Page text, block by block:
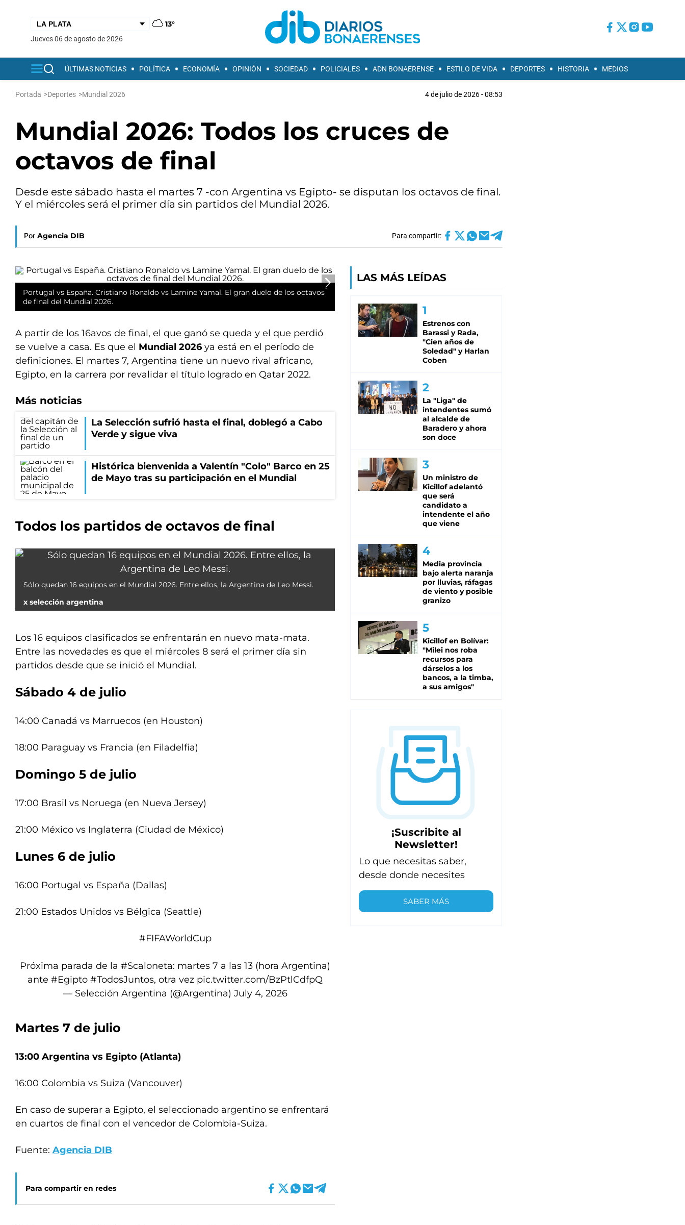
13°
jueves 06 de agosto de 2026
ÚLTIMAS NOTICIAS POLÍTICA ECONOMÍA OPINIÓN SOCIEDAD POLICIALES ADN BONAERENSE ESTILO DE VIDA DEPORTES HISTORIA MEDIOS
Portada >Deportes >Mundial 2026 4 de julio de 2026 - 08:53
Mundial 2026: Todos los cruces de
octavos de final
Desde este sábado hasta el martes 7 -con Argentina vs Egipto- se disputan los octavos de final.
Y el miércoles será el primer día sin partidos del Mundial 2026.
Por Agencia DIB Para compartir:
Portugal vs España. Cristiano Ronaldo vs Lamine Yamal. El gran duelo de los octavos
de final del Mundial 2026.
A partir de los 16avos de final, el que ganó se queda y el que perdió
se vuelve a casa. Es que el Mundial 2026 ya está en el período de
definiciones. El martes 7, Argentina tiene un nuevo rival africano,
Egipto, en la carrera por revalidar el título logrado en Qatar 2022.
Más noticias
La Selección sufrió hasta el final, doblegó a Cabo
Verde y sigue viva
Histórica bienvenida a Valentín "Colo" Barco en 25
de Mayo tras su participación en el Mundial
Todos los partidos de octavos de final
Sólo quedan 16 equipos en el Mundial 2026. Entre ellos, la Argentina de Leo Messi.
x selección argentina
Los 16 equipos clasificados se enfrentarán en nuevo mata-mata.
Entre las novedades es que el miércoles 8 será el primer día sin
partidos desde que se inició el Mundial.
Sábado 4 de julio
14:00 Canadá vs Marruecos (en Houston)
18:00 Paraguay vs Francia (en Filadelfia)
Domingo 5 de julio
17:00 Brasil vs Noruega (en Nueva Jersey)
21:00 México vs Inglaterra (Ciudad de México)
Lunes 6 de julio
16:00 Portugal vs España (Dallas)
21:00 Estados Unidos vs Bélgica (Seattle)
#FIFAWorldCup
Próxima parada de la #Scaloneta: martes 7 a las 13 (hora Argentina)
ante #Egipto #TodosJuntos, otra vez pic.twitter.com/BzPtlCdfpQ
— Selección Argentina (@Argentina) July 4, 2026
Martes 7 de julio
13:00 Argentina vs Egipto (Atlanta)
16:00 Colombia vs Suiza (Vancouver)
En caso de superar a Egipto, el seleccionado argentino se enfrentará
en cuartos de final con el vencedor de Colombia-Suiza.
Fuente: Agencia DIB
Para compartir en redes
LAS MÁS LEÍDAS
Estrenos con
Barassi y Rada,
"Cien años de
Soledad" y Harlan
Coben
La "Liga" de
intendentes sumó
al alcalde de
Baradero y ahora
son doce
Un ministro de
Kicillof adelantó
que será
candidato a
intendente el año
que viene
Media provincia
bajo alerta naranja
por lluvias, ráfagas
de viento y posible
granizo
Kicillof en Bolívar:
"Milei nos roba
recursos para
dárselos a los
bancos, a la timba,
a sus amigos"
¡Suscribite al
Newsletter!
Lo que necesitas saber,
desde donde necesites
SABER MÁS